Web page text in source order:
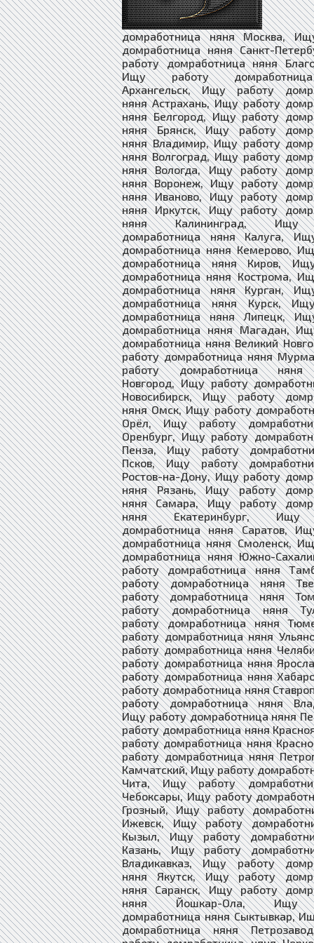
домработница няня Москва,
домработница няня Санкт-
работу домработница няня
Ищу работу
Архангельск, Ищу работу
няня Астрахань, Ищу работу
няня Белгород, Ищу работу
няня Брянск, Ищу работу
няня Владимир, Ищу работу
няня Волгоград, Ищу работу
няня Вологда, Ищу работу
няня Воронеж, Ищу работу
няня Иваново, Ищу работу
няня Иркутск, Ищу работу
няня Калининград, Ищу
домработница няня Калуга,
домработница няня Кемерово,
домработница няня Киров,
домработница няня Кострома,
домработница няня Курган,
домработница няня Курск,
домработница няня Липецк,
домработница няня Магадан,
домработница няня Великий
работу домработница няня
работу домработница няня
Новгород, Ищу работу
Новосибирск, Ищу работу
няня Омск, Ищу работу
Орёл, Ищу работу
Оренбург, Ищу работу
Пенза, Ищу работу
Псков, Ищу работу
Ростов-на-Дону, Ищу работу
няня Рязань, Ищу работу
няня Самара, Ищу работу
няня Екатеринбург, Ищу
домработница няня Саратов,
домработница няня Смоленск,
домработница няня Южно-
работу домработница няня
работу домработница няня
работу домработница няня
работу домработница няня
работу домработница няня
работу домработница няня
работу домработница няня
работу домработница няня
работу домработница няня
работу домработница няня
работу домработница няня
Ищу работу домработница няня
работу домработница няня
работу домработница няня
работу домработница няня
Камчатский, Ищу работу
Чита, Ищу работу
Чебоксары, Ищу работу
Грозный, Ищу работу
Ижевск, Ищу работу
Кызыл, Ищу работу
Казань, Ищу работу
Владикавказ, Ищу работу
няня Якутск, Ищу работу
няня Саранск, Ищу работу
няня Йошкар-Ола, Ищу
домработница няня Сыктывкар,
домработница няня